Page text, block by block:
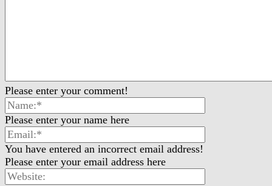
Please enter your comment!
Please enter your name here
You have entered an incorrect email address!
Please enter your email address here